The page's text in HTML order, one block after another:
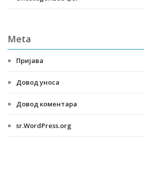
Meta
Пријава
Довод уноса
Довод коментара
sr.WordPress.org